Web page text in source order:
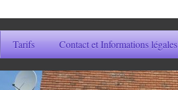
Tarifs Contact et Informations légales